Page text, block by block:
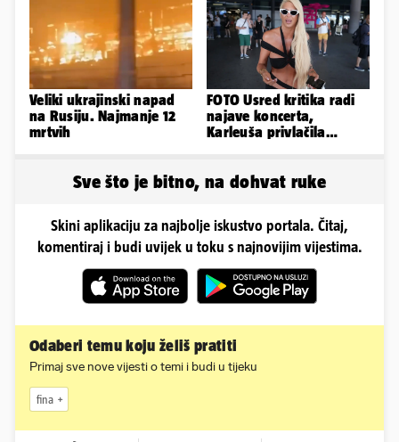
Veliki ukrajinski napad
na Rusiju. Najmanje 12
mrtvih
FOTO Usred kritika radi
najave koncerta,
Karleuša privlačila
Sve što je bitno, na dohvat ruke
Skini aplikaciju za najbolje iskustvo portala. Čitaj,
komentiraj i budi uvijek u toku s najnovijim vijestima.
Odaberi temu koju želiš pratiti
Primaj sve nove vijesti o temi i budi u tijeku
fina